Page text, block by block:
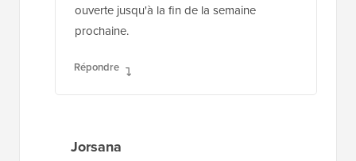
ouverte jusqu'à la fin de la semaine
prochaine.
Répondre
Jorsana